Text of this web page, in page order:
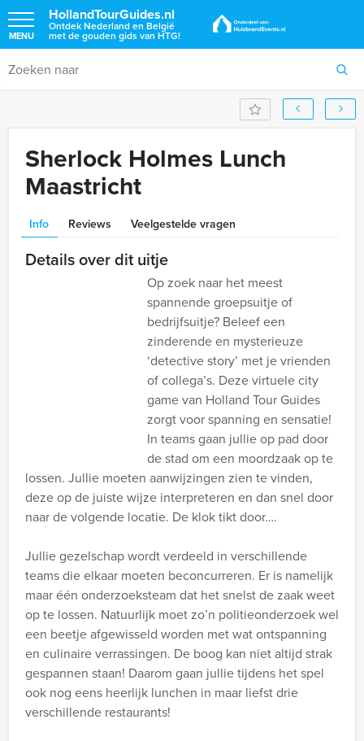
HollandTourGuides.nl
Ontdek Nederland en België
met de gouden gids van HTG!
MENU
Sherlock Holmes Lunch
Maastricht
Info Reviews Veelgestelde vragen
Details over dit uitje
Op zoek naar het meest
spannende groepsuitje of
bedrijfsuitje? Beleef een
zinderende en mysterieuze
‘detective story’ met je vrienden
of collega’s. Deze virtuele city
game van Holland Tour Guides
zorgt voor spanning en sensatie!
In teams gaan jullie op pad door
de stad om een moordzaak op te
lossen. Jullie moeten aanwijzingen zien te vinden,
deze op de juiste wijze interpreteren en dan snel door
naar de volgende locatie. De klok tikt door….
Jullie gezelschap wordt verdeeld in verschillende
teams die elkaar moeten beconcurreren. Er is namelijk
maar één onderzoeksteam dat het snelst de zaak weet
op te lossen. Natuurlijk moet zo’n politieonderzoek wel
een beetje afgewisseld worden met wat ontspanning
en culinaire verrassingen. De boog kan niet altijd strak
gespannen staan! Daarom gaan jullie tijdens het spel
ook nog eens heerlijk lunchen in maar liefst drie
verschillende restaurants!